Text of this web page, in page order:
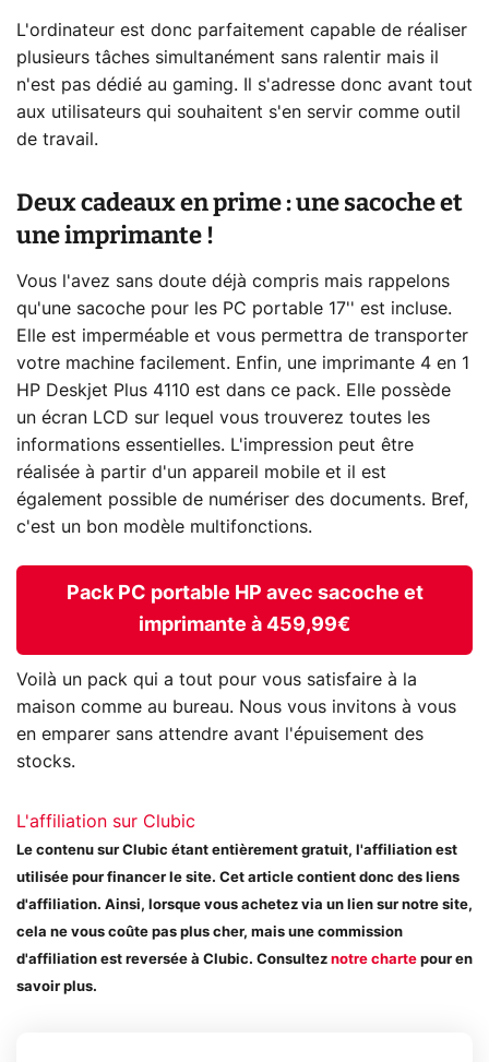
L'ordinateur est donc parfaitement capable de réaliser
plusieurs tâches simultanément sans ralentir mais il
n'est pas dédié au gaming. Il s'adresse donc avant tout
aux utilisateurs qui souhaitent s'en servir comme outil
de travail.
Deux cadeaux en prime : une sacoche et
une imprimante !
Vous l'avez sans doute déjà compris mais rappelons
qu'une sacoche pour les PC portable 17'' est incluse.
Elle est imperméable et vous permettra de transporter
votre machine facilement. Enfin, une imprimante 4 en 1
HP Deskjet Plus 4110 est dans ce pack. Elle possède
un écran LCD sur lequel vous trouverez toutes les
informations essentielles. L'impression peut être
réalisée à partir d'un appareil mobile et il est
également possible de numériser des documents. Bref,
c'est un bon modèle multifonctions.
Pack PC portable HP avec sacoche et
imprimante à 459,99€
Voilà un pack qui a tout pour vous satisfaire à la
maison comme au bureau. Nous vous invitons à vous
en emparer sans attendre avant l'épuisement des
stocks.
L'affiliation sur Clubic
Le contenu sur Clubic étant entièrement gratuit, l'affiliation est
utilisée pour financer le site. Cet article contient donc des liens
d'affiliation. Ainsi, lorsque vous achetez via un lien sur notre site,
cela ne vous coûte pas plus cher, mais une commission
d'affiliation est reversée à Clubic. Consultez notre charte pour en
savoir plus.